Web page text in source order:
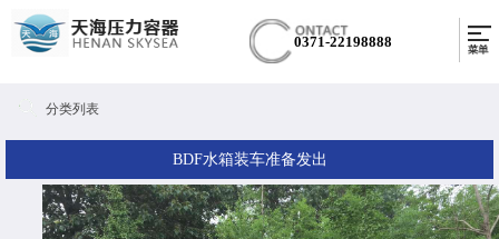
0371-22198888
分类列表
BDF水箱装车准备发出